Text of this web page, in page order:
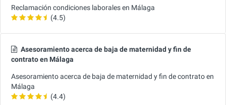
Reclamación condiciones laborales en Málaga
(4.5)
Asesoramiento acerca de baja de maternidad y fin de
contrato en Málaga
Asesoramiento acerca de baja de maternidad y fin de contrato en
Málaga
(4.4)